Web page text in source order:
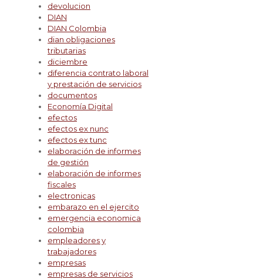
devolucion
DIAN
DIAN Colombia
dian obligaciones
tributarias
diciembre
diferencia contrato laboral
y prestación de servicios
documentos
Economía Digital
efectos
efectos ex nunc
efectos ex tunc
elaboración de informes
de gestión
elaboración de informes
fiscales
electronicas
embarazo en el ejercito
emergencia economica
colombia
empleadores y
trabajadores
empresas
empresas de servicios